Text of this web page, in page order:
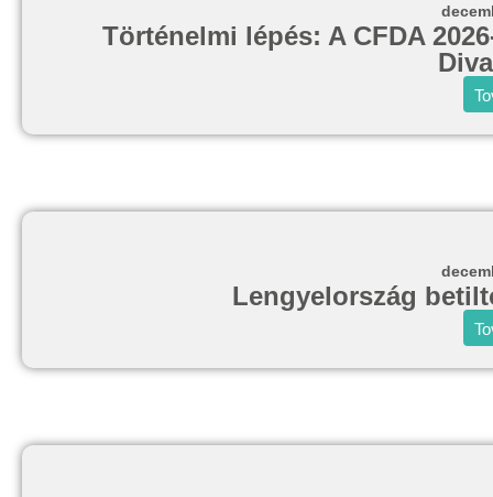
Történelmi lépés: A CFDA
Lengyelország